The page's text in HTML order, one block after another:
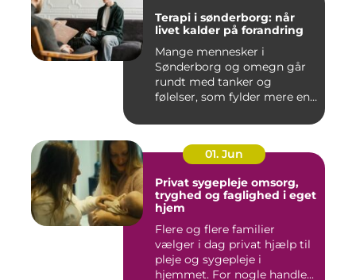
Terapi i sønderborg: når
livet kalder på forandring
Mange mennesker i
Sønderborg og omegn går
rundt med tanker og
følelser, som fylder mere end
01. Jun
Privat sygepleje omsorg,
tryghed og faglighed i eget
hjem
Flere og flere familier
vælger i dag privat hjælp til
pleje og sygepleje i
hjemmet. For nogle handle...